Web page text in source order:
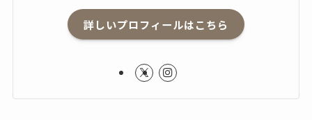
詳しいプロフィールはこちら